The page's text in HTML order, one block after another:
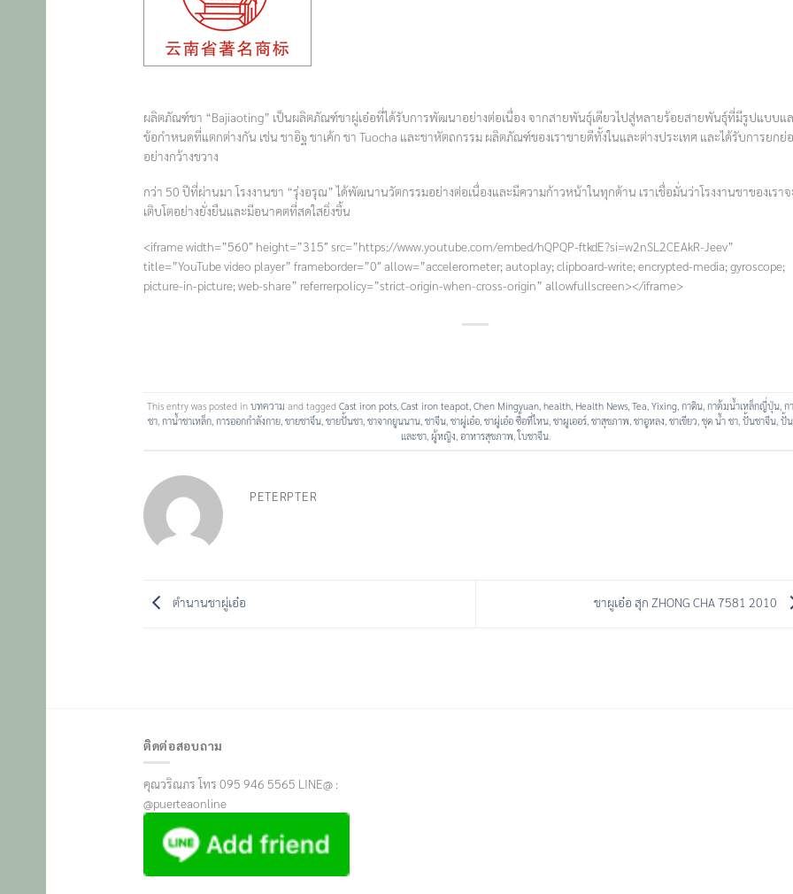
ผลิตภัณฑ์ชา “Bajiaoting” เป็นผลิตภัณฑ์ชาผู่เอ๋อที่ได้รับการพัฒนาอย่างต่อเนื่อง จากสายพันธุ์เดียวไปสู่หลายร้อยสายพันธุ์ที่มีรูปแบบแ
ข้อกำหนดที่แตกต่างกัน เช่น ชาอิฐ ชาเค้ก ชา Tuocha และชาหัตถกรรม ผลิตภัณฑ์ของเราขายดีทั้งในและต่างประเทศ และได้รับการยกย่
อย่างกว้างขวาง
กว่า 50 ปีที่ผ่านมา โรงงานชา “รุ่งอรุณ” ได้พัฒนานวัตกรรมอย่างต่อเนื่องและมีความก้าวหน้าในทุกด้าน เราเชื่อมั่นว่าโรงงานชาของเรา
เติบโตอย่างยั่งยืนและมีอนาคตที่สดใสยิ่งขึ้น
<iframe width=”560″ height=”315″ src=”https://www.youtube.com/embed/hQPQP-ftkdE?si=w2nSL2CEAkR-Jeev”
title=”YouTube video player” frameborder=”0″ allow=”accelerometer; autoplay; clipboard-write; encrypted-media; gyroscope;
picture-in-picture; web-share” referrerpolicy=”strict-origin-when-cross-origin” allowfullscreen></iframe>
This entry was posted in บทความ and tagged Cast iron pots, Cast iron teapot, Chen Mingyuan, health, Health News, Tea Yixing, กาดิน, กาต้มน้ำเหล็กญี่ปุ่น, ก
ชา กาน้ำชาเหล็ก การออกกำลังกาย ขายชาจึน ขายปั้นชา ชาจากยูนนาน ชาจีน ชาผู่เอ๋อ ชาผู่เอ๋อ ซื้อที่ไหน ชาผูเออร์ ชาสุขภาพ ชาอูหลง ชาเขียว ชุด น้ำ ชา ปั้นชาจีน ปั้
และชา, ผู้หญิง อาหารสุขภาพ ,ใบชาจีน.
PETERPTER
ตำนานชาผู่เอ๋อ ชาผูเอ๋อ สุก ZHONG CHA 7581 2010
ติดต่อสอบถาม
คุณวริณภร โทร 095 946 5565 LINE@ :
@puerteaonline